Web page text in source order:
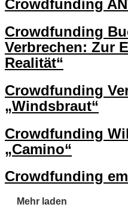
Crowdfunding
Crowdfunding
Verbrechen: Zur
Realität“
Crowdfunding
„Windsbraut“
Crowdfunding
„Camino“
Crowdfunding
Mehr laden